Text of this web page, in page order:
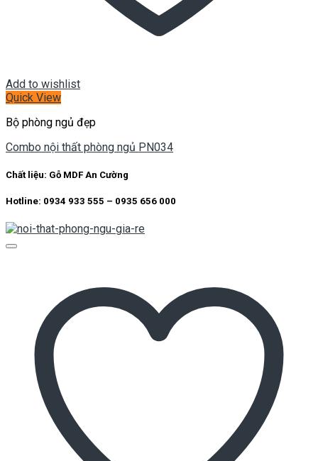
Add to wishlist
Quick View
Bộ phòng ngủ đẹp
Combo nội thất phòng ngủ PN034
Chất liệu: Gỗ MDF An Cường
Hotline: 0934 933 555 – 0935 656 000